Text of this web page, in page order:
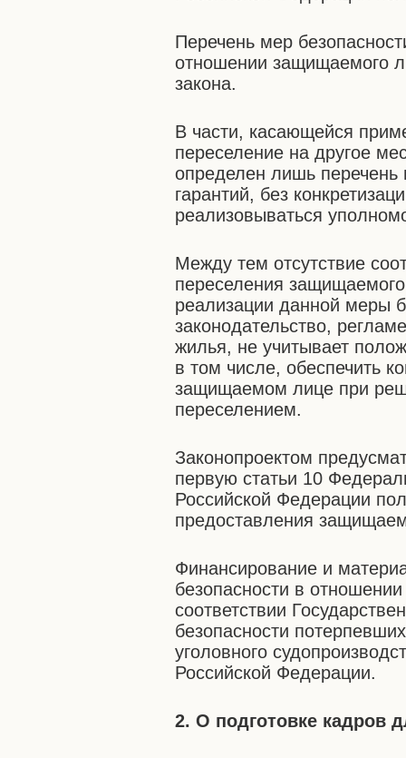
Перечень мер
отношении защищаемого
закона.
В части, касающейся
переселение на другое
определен лишь
гарантий, без
реализовываться
Между тем отсутствие
переселения
реализации данной меры
законодательство,
жилья, не учитывает
в том числе, обеспечить
защищаемом лице при
переселением.
Законопроектом
первую статьи 10
Российской Федерации
предоставления
Финансирование и
безопасности в
соответствии
безопасности
уголовного
Российской Федерации.
2. О подготовке кадров